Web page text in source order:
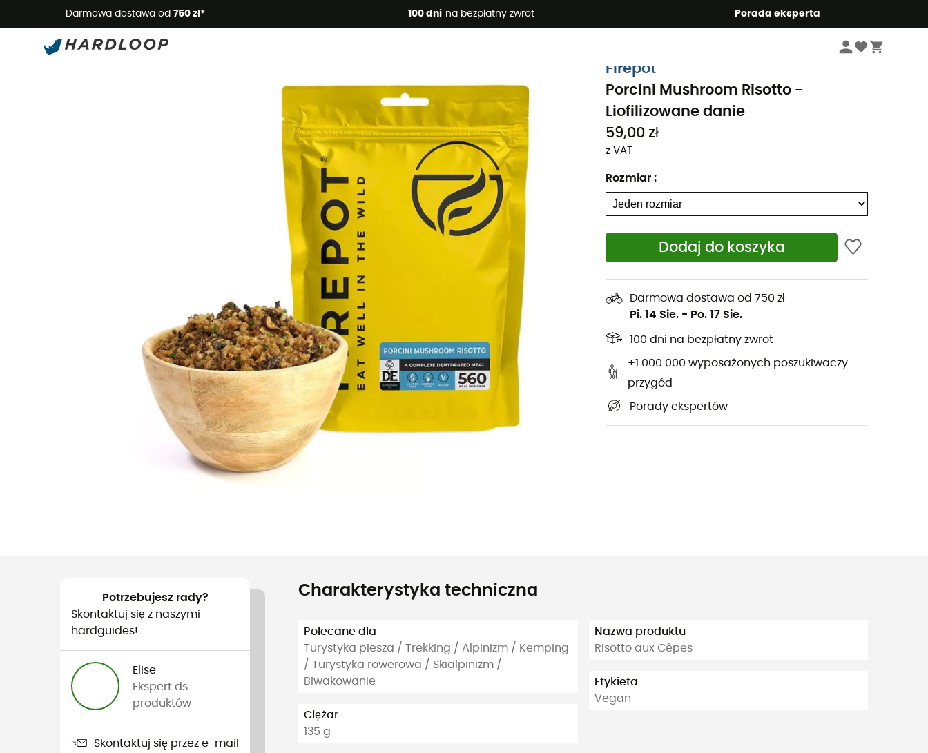
Darmowa dostawa od 750 zł* 100 dni na bezpłatny zwrot Porada eksperta
Letnie promocje 🔥 -5% DODATKOWO przy zakupie 2 produktów*, kod Summer5
Żywność liofilizowana
Firepot
Porcini Mushroom Risotto -
Liofilizowane danie
59,00 zł
z VAT
Rozmiar :
Dodaj do koszyka
Darmowa dostawa od 750 zł
Pi. 14 Sie. - Po. 17 Sie.
100 dni na bezpłatny zwrot
+1 000 000 wyposażonych poszukiwaczy
przygód
Porady ekspertów
Potrzebujesz rady?
Skontaktuj się z naszymi
hardguides!
Elise
Ekspert ds.
produktów
Skontaktuj się przez e-mail
Charakterystyka techniczna
Polecane dla
Turystyka piesza / Trekking / Alpinizm / Kemping
/ Turystyka rowerowa / Skialpinizm /
Biwakowanie
Ciężar
135 g
Nazwa produktu
Risotto aux Cêpes
Etykieta
Vegan